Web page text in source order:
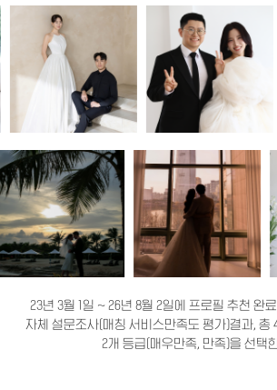
23년 3월 1일 ~ 26년 8월 2일에 프로필 추천 완
자체 설문조사(매칭 서비스만족도 평가)결과, 총
2개 등급(매우만족, 만족)을 선택